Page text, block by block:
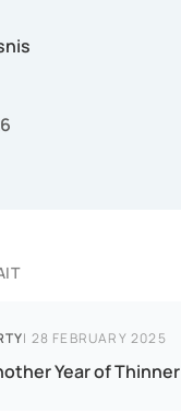
| 28 FEBRUARY 2025
Year of Thinner